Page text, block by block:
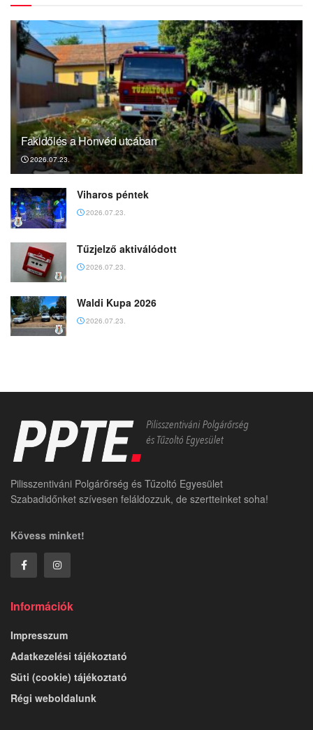
Fakidőlés a Honvéd utcában
2026.07.23.
Viharos péntek
2026.07.23.
Tűzjelző aktiválódott
2026.07.23.
Waldi Kupa 2026
2026.07.23.
Pilisszentiváni Polgárőrség és Tűzoltó Egyesület
Szabadidőnket szívesen feláldozzuk, de szertteinket soha!
Kövess minket!
Információk
Impresszum
Adatkezelési tájékoztató
Süti (cookie) tájékoztató
Régi weboldalunk